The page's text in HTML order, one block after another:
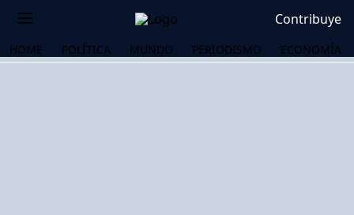
Contribuye
HOME POLÍTICA MUNDO PERIODISMO ECONOMÍA